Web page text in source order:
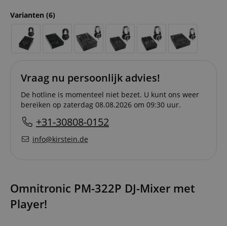
Varianten (6)
Vraag nu persoonlijk advies!
De hotline is momenteel niet bezet. U kunt ons weer
bereiken op zaterdag 08.08.2026 om 09:30 uur.
+31-30808-0152
info@kirstein.de
Omnitronic PM-322P DJ-Mixer met
Player!